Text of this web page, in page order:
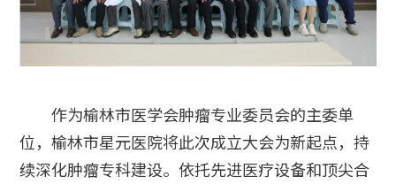
作为榆林市医学会肿瘤专业委员会的主委单
位，榆林市星元医院将此次成立大会为新起点，持
续深化肿瘤专科建设。依托先进医疗设备和顶尖合